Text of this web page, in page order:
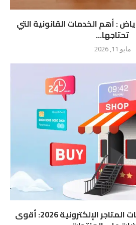
: أهم الخدمات القانونية التي
تحتاجها...
مايو 11, 2026
أفضل عروض وخصومات المتاجر الإلكترونية 2026: أقوى